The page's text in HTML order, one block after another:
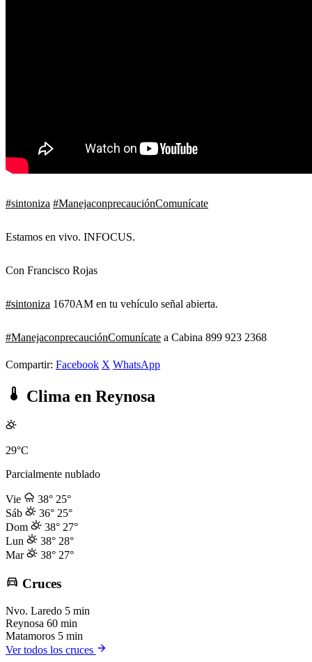
#sintoniza #ManejaconprecauciónComunícate
Estamos en vivo. INFOCUS.
Con Francisco Rojas
#sintoniza 1670AM en tu vehículo señal abierta.
#ManejaconprecauciónComunícate a Cabina 899 923 2368
Compartir: Facebook X WhatsApp
Clima en Reynosa
29°C
Parcialmente nublado
Vie 38° 25°
Sáb
36° 25°
Dom
38° 27°
Lun
38° 28°
Mar
38° 27°
Cruces
Nvo. Laredo 5 min
Reynosa 60 min
Matamoros 5 min
Ver todos los cruces